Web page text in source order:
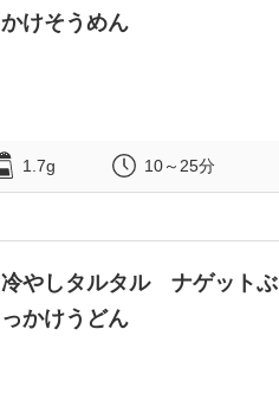
かけそうめん
1.7g 10～25分
冷やしタルタル ナゲットぶ
っかけうどん